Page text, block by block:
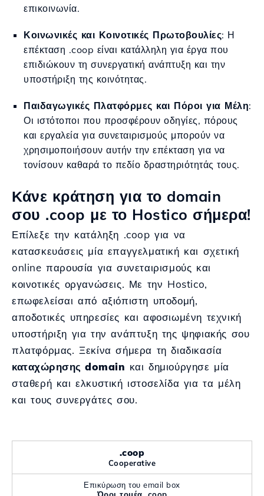
επικοινωνία.
Κοινωνικές και Κοινοτικές Πρωτοβουλίες: Η
επέκταση .coop είναι κατάλληλη για έργα που
επιδιώκουν τη συνεργατική ανάπτυξη και την
υποστήριξη της κοινότητας.
Παιδαγωγικές Πλατφόρμες και Πόροι για Μέλη:
Οι ιστότοποι που προσφέρουν οδηγίες, πόρους
και εργαλεία για συνεταιρισμούς μπορούν να
χρησιμοποιήσουν αυτήν την επέκταση για να
τονίσουν καθαρά το πεδίο δραστηριότητάς τους.
Κάνε κράτηση για το domain
σου .coop με το Hostico σήμερα!
Επίλεξε την κατάληξη .coop για να
κατασκευάσεις μία επαγγελματική και σχετική
online παρουσία για συνεταιρισμούς και
κοινοτικές οργανώσεις. Με την Hostico,
επωφελείσαι από αξιόπιστη υποδομή,
αποδοτικές υπηρεσίες και αφοσιωμένη τεχνική
υποστήριξη για την ανάπτυξη της ψηφιακής σου
πλατφόρμας. Ξεκίνα σήμερα τη διαδικασία
καταχώρησης domain και δημιούργησε μία
σταθερή και ελκυστική ιστοσελίδα για τα μέλη
και τους συνεργάτες σου.
.coop
Cooperative
Επικύρωση του email box